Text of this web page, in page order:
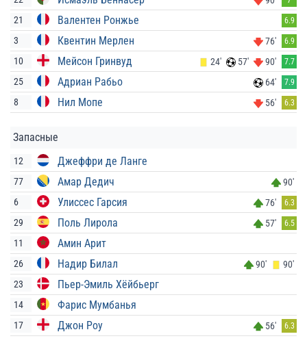
21 Валентен Ронжье 6.9
3 Квентин Мерлен 76' 6.9
10 Мейсон Гринвуд 24' 57' 90' 7.7
25 Адриан Рабьо 64' 7.9
8 Нил Мопе 56' 6.3
Запасные
12 Джеффри де Ланге
77 Амар Дедич
90'
6
Улиссес Гарсия 76' 6.3
29 Поль Лирола 57' 6.5
11 Амин Арит
26 Надир Билал 90'
90'
23
Пьер-Эмиль Хёйбьерг
14 Фарис Мумбанья
17 Джон Роу 56' 6.3